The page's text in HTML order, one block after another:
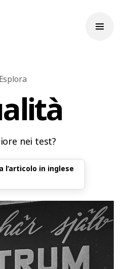
Esplora
nei test?
l’articolo in inglese